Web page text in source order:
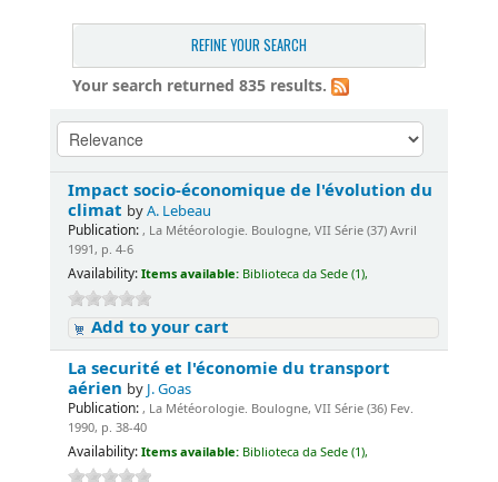
REFINE YOUR SEARCH
Your search returned 835 results.
Impact socio-économique de l'évolution du
climat byA. Lebeau
Publication: , La Météorologie. Boulogne, VII Série (37) Avril
1991, p. 4-6
Availability: Items available: Biblioteca da Sede (1),
Add to your cart
La securité et l'économie du transport
aérien by J. Goas
Publication: , La Météorologie. Boulogne, VII Série (36) Fev.
1990, p. 38-40
Availability: Items available: Biblioteca da Sede (1),